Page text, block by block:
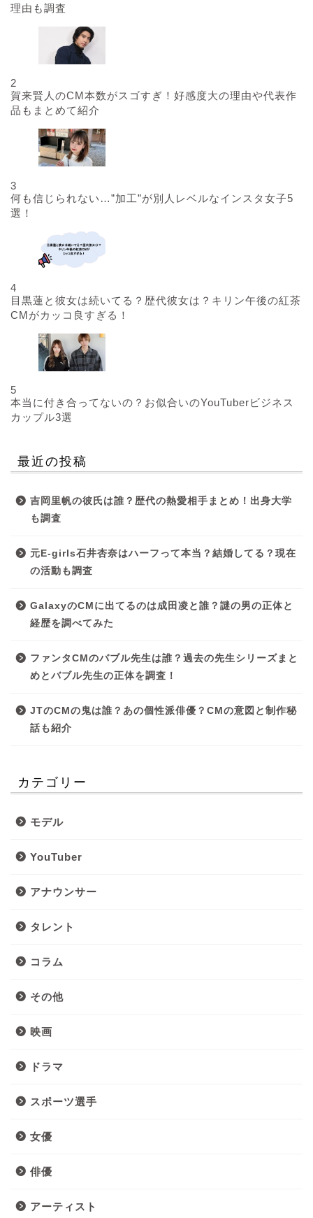
理由も調査
2
賀来賢人のCM本数がスゴすぎ！好感度大の理由や代表作
品もまとめて紹介
3
何も信じられない…”加工”が別人レベルなインスタ女子5
選！
4
目黒蓮と彼女は続いてる？歴代彼女は？キリン午後の紅茶
CMがカッコ良すぎる！
5
本当に付き合ってないの？お似合いのYouTuberビジネス
カップル3選
最近の投稿
吉岡里帆の彼氏は誰？歴代の熱愛相手まとめ！出身大学
も調査
元E-girls石井杏奈はハーフって本当？結婚してる？現在
の活動も調査
GalaxyのCMに出てるのは成田凌と誰？謎の男の正体と
経歴を調べてみた
ファンタCMのバブル先生は誰？過去の先生シリーズまと
めとバブル先生の正体を調査！
JTのCMの鬼は誰？あの個性派俳優？CMの意図と制作秘
話も紹介
カテゴリー
モデル
YouTuber
アナウンサー
タレント
コラム
その他
映画
ドラマ
スポーツ選手
女優
俳優
アーティスト